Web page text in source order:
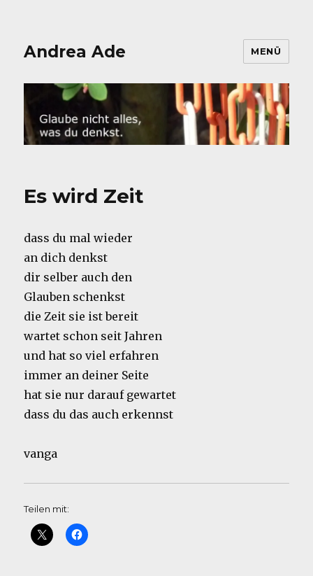
Andrea Ade MENÜ
Es wird Zeit
dass du mal wieder
an dich denkst
dir selber auch den
Glauben schenkst
die Zeit sie ist bereit
wartet schon seit Jahren
und hat so viel erfahren
immer an deiner Seite
hat sie nur darauf gewartet
dass du das auch erkennst
vanga
Teilen mit: